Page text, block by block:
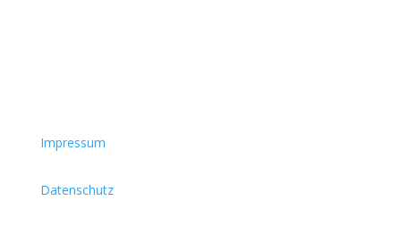
Impressum
Datenschutz